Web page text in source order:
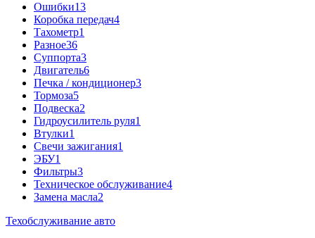
Ошибки13
Коробка передач4
Тахометр1
Разное36
Cуппорта3
Двигатель6
Печка / кондиционер3
Тормоза5
Подвеска2
Гидроусилитель руля1
Втулки1
Свечи зажигания1
ЭБУ1
Фильтры3
Техническое обслуживание4
Замена масла2
Техобслуживание авто